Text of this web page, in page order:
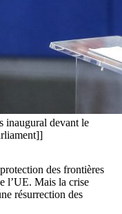
inaugural devant le
des frontières
l’UE. Mais la crise
résurrection des